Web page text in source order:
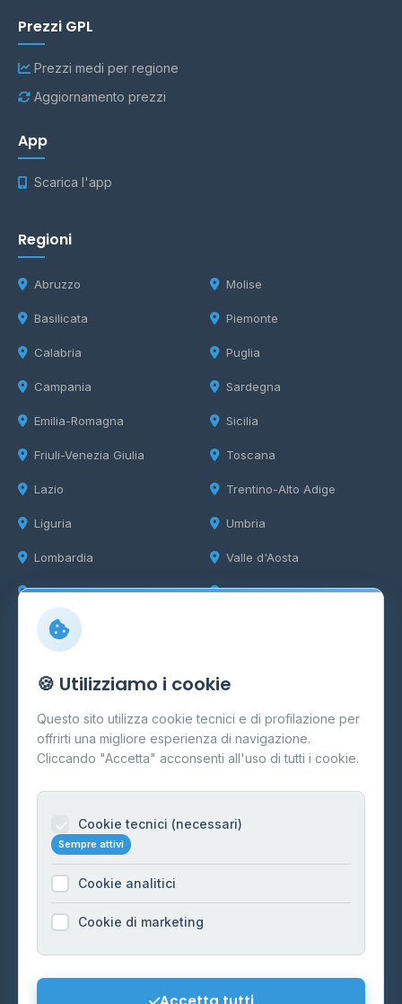
Prezzi GPL
Prezzi medi per regione
Aggiornamento prezzi
App
Scarica l'app
Regioni
Abruzzo
Basilicata
Calabria
Campania
Emilia-Romagna
Friuli-Venezia Giulia
Lazio
Liguria
Lombardia
Marche
Molise
Piemonte
Puglia
Sardegna
Sicilia
Toscana
Trentino-Alto Adige
Umbria
Valle d'Aosta
Veneto
Info
Cos'è il GPL
FAQ
Contatti
Informazioni legali
Cookie Policy
Preferenze Cookie
Mappa del sito
🍪 Utilizziamo i cookie
Questo sito utilizza cookie tecnici e di profilazione per
offrirti una migliore esperienza di navigazione.
Cliccando "Accetta" acconsenti all'uso di tutti i cookie.
Cookie tecnici (necessari)
Sempre attivi
Cookie analitici
Cookie di marketing